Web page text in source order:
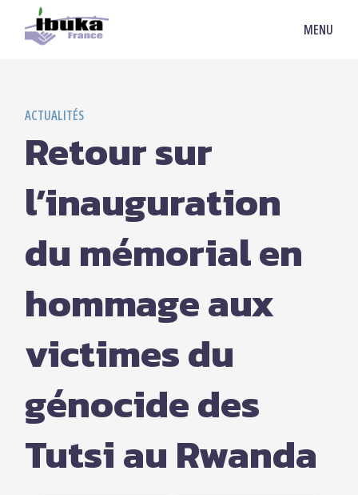
MENU
ACTUALITÉS
Retour sur
l’inauguration
du mémorial en
hommage aux
victimes du
génocide des
Tutsi au Rwanda